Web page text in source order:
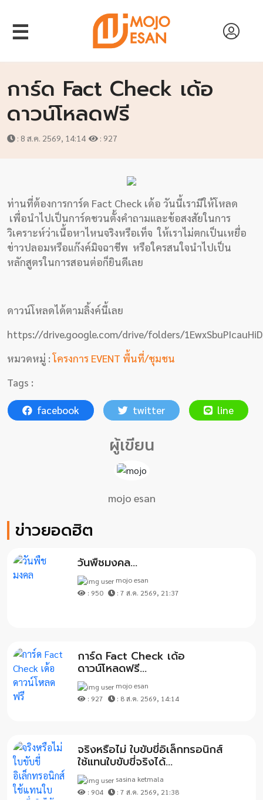
☰
สัมภาษณ์
งาน
วิจัย
พอด
ต์
คลิป
เกี่ยว
เรา
การ์ด Fact Check เด้อ
ดาวน์โหลดฟรี
: 8 ส.ค. 2569, 14:14 : 927
ท่านที่ต้องการการ์ด Fact Check เด้อ วันนี้เรามีให้โหลด
เพื่อนำไปเป็นการ์ดชวนตั้งคำถามและข้อสงสัยในการ
วิเคราะห์ว่าเนื้อหาไหนจริงหรือเท็จ ให้เราไม่ตกเป็นเหยื่อ
ข่าวปลอมหรือแก๊งค์มิจฉาชีพ หรือใครสนใจนำไปเป็น
หลักสูตรในการสอนต่อก็ยินดีเลย
ดาวน์โหลดได้ตามลิ้งค์นี้เลย
https://drive.google.com/drive/folders/
หมวดหมู่ :โครงการ EVENT พื้นที่/ชุมชน
Tags :
facebook twitter line
ผู้เขียน
mojo esan
ข่าวยอดฮิต
วันพืชมงคล...
mojo esan
: 950
: 7 ส.ค. 2569, 21:37
การ์ด Fact Check เด้อ
ดาวน์โหลดฟรี...
mojo esan
: 927
: 8 ส.ค. 2569, 14:14
จริงหรือไม่ ใบขับขี่อิเล็กทรอนิกส์
ใช้แทนใบขับขี่จริงได้...
sasina ketmala
: 904
: 7 ส.ค. 2569, 21:38